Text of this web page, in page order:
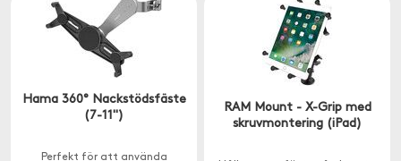
Hama 360° Nackstödsfäste
(7-11")
Perfekt för att använda
RAM Mount - X-Grip med
skruvmontering (iPad)